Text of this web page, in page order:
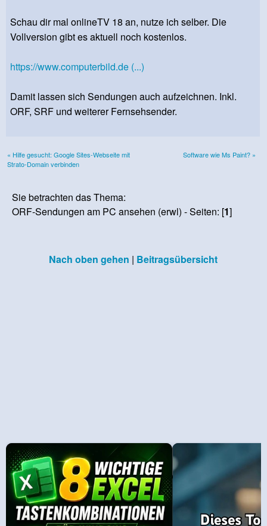
Schau dir mal onlineTV 18 an, nutze ich selber. Die
Vollversion gibt es aktuell noch kostenlos.
https://www.computerbild.de (...)
Damit lassen sich Sendungen auch aufzeichnen. Inkl.
ORF, SRF und weiterer Fernsehsender.
« Hilfe gesucht: Google Sites-Webseite mit
Strato-Domain verbinden
Software wie Ms Paint? »
Sie betrachten das Thema:
ORF-Sendungen am PC ansehen (erwl) - Seiten: [1]
Nach oben gehen | Beitragsübersicht